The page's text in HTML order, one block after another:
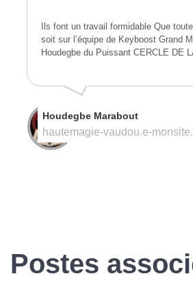
Ils font un travail formidable Que
soit sur l’équipe de Keyboost Grand
Houdegbe du Puissant CERCLE DE
Houdegbe Marabout
hautemagie-vaudou.e-
Postes